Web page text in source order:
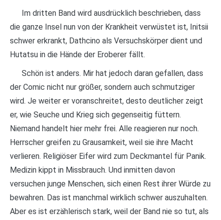
Im dritten Band wird ausdrücklich beschrieben, dass
die ganze Insel nun von der Krankheit verwüstet ist, Initsii
schwer erkrankt, Dathcino als Versuchskörper dient und
Hutatsu in die Hände der Eroberer fällt.
Schön ist anders. Mir hat jedoch daran gefallen, dass
der Comic nicht nur größer, sondern auch schmutziger
wird. Je weiter er voranschreitet, desto deutlicher zeigt
er, wie Seuche und Krieg sich gegenseitig füttern.
Niemand handelt hier mehr frei. Alle reagieren nur noch.
Herrscher greifen zu Grausamkeit, weil sie ihre Macht
verlieren. Religiöser Eifer wird zum Deckmantel für Panik.
Medizin kippt in Missbrauch. Und inmitten davon
versuchen junge Menschen, sich einen Rest ihrer Würde zu
bewahren. Das ist manchmal wirklich schwer auszuhalten.
Aber es ist erzählerisch stark, weil der Band nie so tut, als